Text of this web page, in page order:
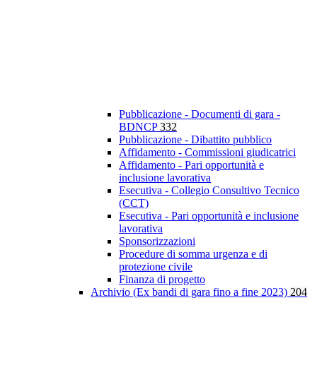
Pubblicazione - Documenti di gara -
BDNCP332
Pubblicazione - Dibattito pubblico
Affidamento - Commissioni giudicatrici
Affidamento - Pari opportunità e
inclusione lavorativa
Esecutiva - Collegio Consultivo Tecnico
(CCT)
Esecutiva - Pari opportunità e inclusione
lavorativa
Sponsorizzazioni
Procedure di somma urgenza e di
protezione civile
Finanza di progetto
Archivio (Ex bandi di gara fino a fine 2023) 204